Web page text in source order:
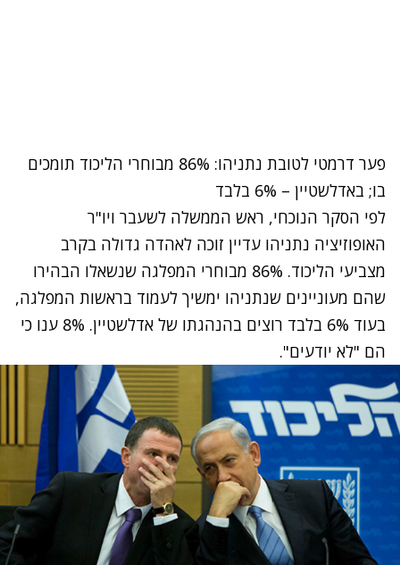
פער דרמטי לטובת נתניהו: 86% מבוחרי הליכוד תומכים
בו; באדלשטיין – 6% בלבד
לפי הסקר הנוכחי, ראש הממשלה לשעבר ויו"ר
האופוזיציה נתניהו עדיין זוכה לאהדה גדולה בקרב
מצביעי הליכוד. 86% מבוחרי המפלגה שנשאלו הבהירו
שהם מעוניינים שנתניהו ימשיך לעמוד בראשות המפלגה,
בעוד 6% בלבד רוצים בהנהגתו של אדלשטיין. 8% ענו כי
הם "לא יודעים".